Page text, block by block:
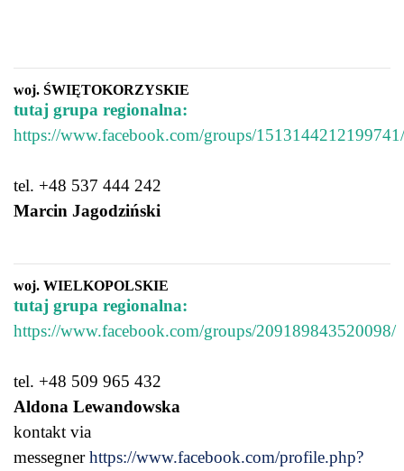
woj. ŚWIĘTOKORZYSKIE
tutaj grupa regionalna:
https://www.facebook.com/groups/1513144212199741/
tel. +48 537 444 242
Marcin Jagodziński
woj. WIELKOPOLSKIE
tutaj grupa regionalna:
https://www.facebook.com/groups/209189843520098/
tel. +48 509 965 432
Aldona Lewandowska
kontakt via
messegnerhttps://www.facebook.com/profile.php?